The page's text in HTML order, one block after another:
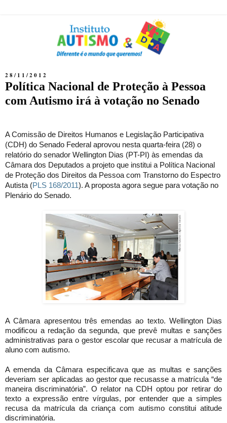
28/11/2012
Política Nacional de Proteção à Pessoa
com Autismo irá à votação no Senado
A Comissão de Direitos Humanos e Legislação Participativa
(CDH) do Senado Federal aprovou nesta quarta-feira (28) o
relatório do senador Wellington Dias (PT-PI) às emendas da
Câmara dos Deputados a projeto que institui a Política Nacional
de Proteção dos Direitos da Pessoa com Transtorno do Espectro
Autista (PLS 168/2011). A proposta agora segue para votação no
Plenário do Senado.
A Câmara apresentou três emendas ao texto. Wellington Dias
modificou a redação da segunda, que prevê multas e sanções
administrativas para o gestor escolar que recusar a matrícula de
aluno com autismo.
A emenda da Câmara especificava que as multas e sanções
deveriam ser aplicadas ao gestor que recusasse a matrícula “de
maneira discriminatória”. O relator na CDH optou por retirar do
texto a expressão entre vírgulas, por entender que a simples
recusa da matrícula da criança com autismo constitui atitude
discriminatória.